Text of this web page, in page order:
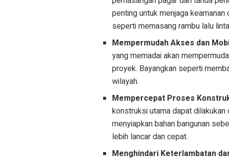
penting untuk menjaga
seperti memasang rambu lalu
Mempermudah Akses dan
yang memadai akan
proyek. Bayangkan seperti
wilayah.
Mempercepat Proses
konstruksi utama dapat
menyiapkan bahan bangunan
lebih lancar dan cepat.
Menghindari Keterlambatan